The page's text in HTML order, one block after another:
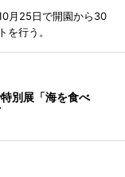
月25日で開園から30
行う。
別展「海を食べ